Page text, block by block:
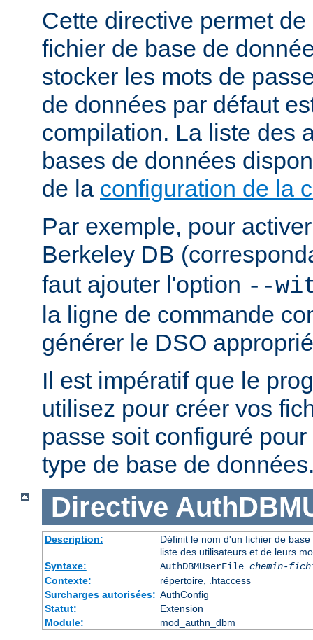
Cette directive permet
fichier de base de
stocker les mots de
de données par défaut
compilation. La liste des
bases de données
de la configuration de la
Par exemple, pour
Berkeley DB
faut ajouter l'option --
la ligne de commande
générer le DSO
Il est impératif que le
utilisez pour créer vos
passe soit configuré
type de base de
Directive
Description:
Définit le nom d'un fichier de
liste des utilisateurs et de leurs
Syntaxe:
AuthDBMUserFile chemin-
Contexte:
répertoire, .htaccess
Surcharges autorisées: AuthConfig
Statut:
Extension
Module:
mod_authn_dbm